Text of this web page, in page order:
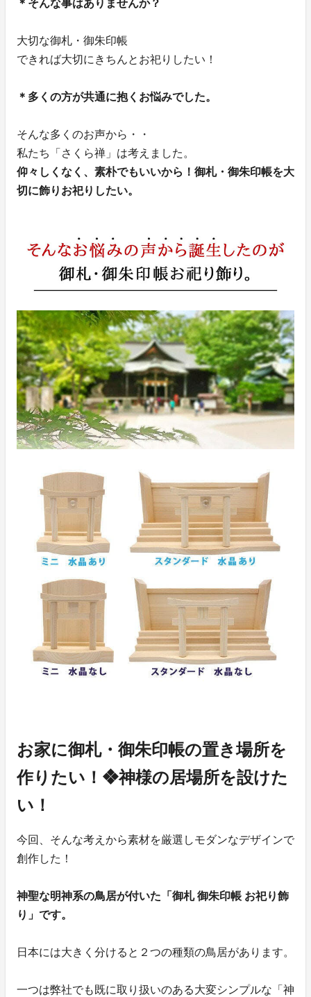
＊そんな事はありませんか？
大切な御札・御朱印帳
できれば大切にきちんとお祀りしたい！
＊多くの方が共通に抱くお悩みでした。
そんな多くのお声から・・
私たち「さくら禅」は考えました。
仰々しくなく、素朴でもいいから！御札・御朱印帳を大
切に飾りお祀りしたい。
お家に御札・御朱印帳の置き場所を
作りたい！❖神様の居場所を設けた
い！
今回、そんな考えから素材を厳選しモダンなデザインで
創作した！
神聖な明神系の鳥居が付いた「御札 御朱印帳 お祀り飾
り」です。
日本には大きく分けると２つの種類の鳥居があります。
一つは弊社でも既に取り扱いのある大変シンプルな「神